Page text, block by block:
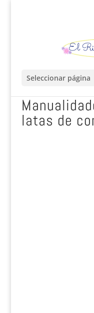
Seleccionar página
latas de